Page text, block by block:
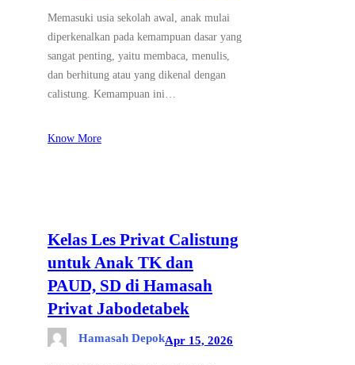
Memasuki usia sekolah awal, anak mulai
diperkenalkan pada kemampuan dasar yang
sangat penting, yaitu membaca, menulis,
dan berhitung atau yang dikenal dengan
calistung. Kemampuan ini…
Know More
Kelas Les Privat Calistung
untuk Anak TK dan
PAUD, SD di Hamasah
Privat Jabodetabek
Hamasah DepokApr 15, 2026